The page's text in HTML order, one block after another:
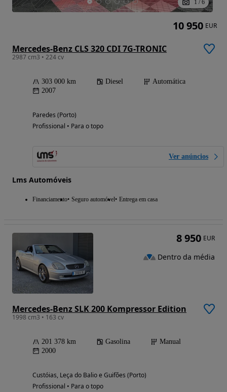
1 / 6
Mercedes-Benz CLS 320 CDI 7G-TRONIC
2987 cm3 • 224 cv
303 000 km Diesel
Automática
2007
Paredes (Porto)
Profissional • Para o topo
Ver anúncios
Lms Automóveis
Financiamento Seguro automóvel Entrega em casa
10 950 EUR
Mercedes-Benz SLK 200 Kompressor Edition
1998 cm3 • 163 cv
201 378 km Gasolina
Manual
2000
Custóias, Leça do Balio e Guifões (Porto)
Profissional • Para o topo
8 950 EUR
Dentro da média